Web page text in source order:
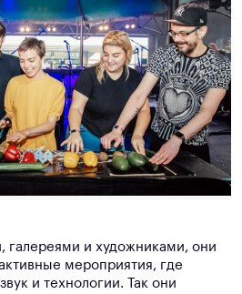
галереями и художниками, они
мероприятия, где
и технологии. Так они